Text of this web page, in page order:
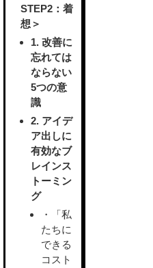
STEP2：着
想＞
1. 改善に
忘れては
ならない
5つの意
識
2. アイデ
ア出しに
有効なブ
レインス
トーミン
グ
・「私
たちに
できる
コスト